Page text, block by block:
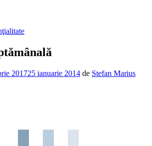
201725 ianuarie 2014 de Stefan Marius